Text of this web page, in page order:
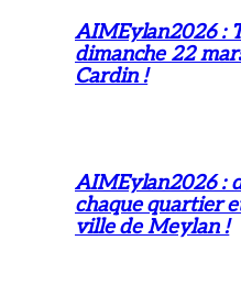
AIMEylan2026 :
dimanche 22
Cardin !
AIMEylan2026 :
chaque quartier
ville de Meylan !